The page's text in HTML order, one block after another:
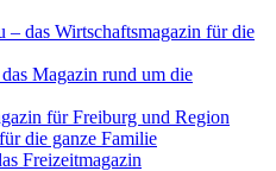
– das Wirtschaftsmagazin für die
Magazin rund um die
für Freiburg und Region
die ganze Familie
Freizeitmagazin